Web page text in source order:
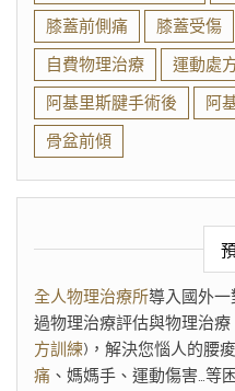
膝蓋前側痛
膝蓋受傷
自費物理治療
運動處
阿基里斯腱手術後
阿
骨盆前傾
全人物理治療所導入國外
過物理治療評估與物理治
方訓練)，解決您惱人的腰
痛 、媽媽手、運動傷害…等